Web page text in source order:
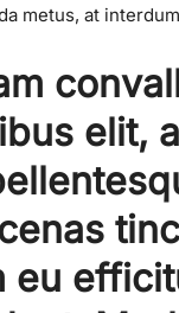
metus, at
elit,
eu